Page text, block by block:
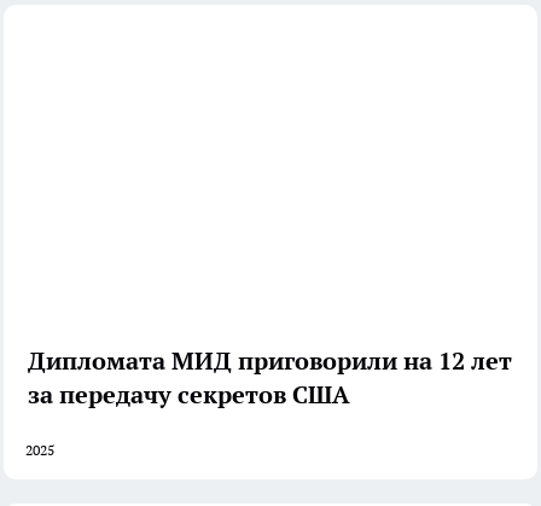
Дипломата МИД приговорили на 12 лет
за передачу секретов США
2025